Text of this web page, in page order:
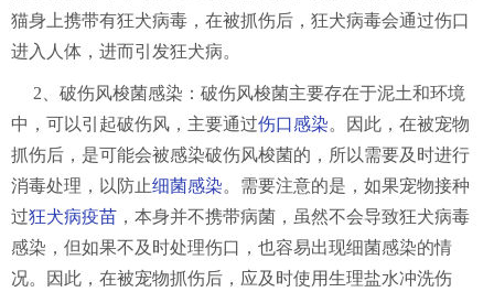
猫身上携带有狂犬病毒，在被抓伤后，狂犬病毒会通过伤口
进入人体，进而引发狂犬病。
2、破伤风梭菌感染：破伤风梭菌主要存在于泥土和环境
中，可以引起破伤风，主要通过伤口感染。因此，在被宠物
抓伤后，是可能会被感染破伤风梭菌的，所以需要及时进行
消毒处理，以防止细菌感染。需要注意的是，如果宠物接种
过狂犬病疫苗 ，本身并不携带病菌，虽然不会导致狂犬病毒
感染，但如果不及时处理伤口，也容易出现细菌感染的情
况。因此，在被宠物抓伤后，应及时使用生理盐水冲洗伤